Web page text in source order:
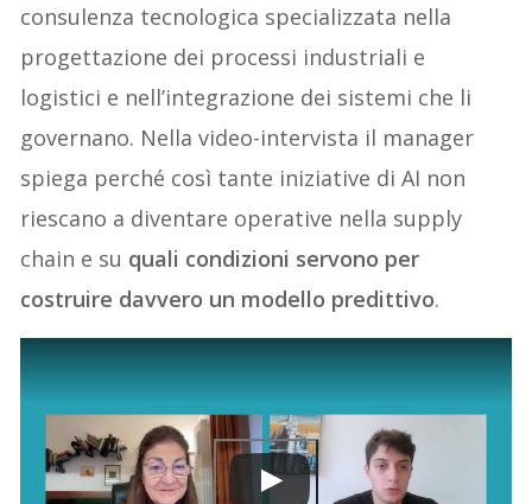
consulenza tecnologica specializzata nella
progettazione dei processi industriali e
logistici e nell’integrazione dei sistemi che li
governano. Nella video-intervista il manager
spiega perché così tante iniziative di AI non
riescano a diventare operative nella supply
chain e su quali condizioni servono per
costruire davvero un modello predittivo.